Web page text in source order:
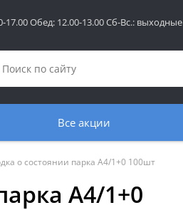
17.00 Обед: 12.00-13.00 Сб-Вс.: выходные
Все акции
о состоянии парка А4/1+0 100шт
А4/1+0